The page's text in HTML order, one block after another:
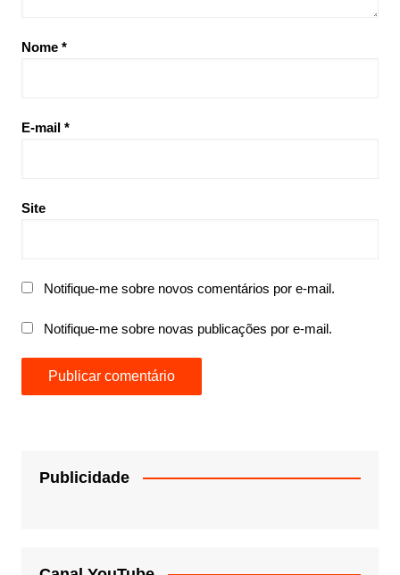
Nome *
E-mail *
Site
Notifique-me sobre novos comentários por e-mail.
Notifique-me sobre novas publicações por e-mail.
Publicidade